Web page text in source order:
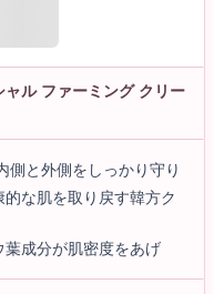
ャル ファーミング クリー
側と外側をしっかり守り
な肌を取り戻す韓方ク
葉成分が肌密度をあげ